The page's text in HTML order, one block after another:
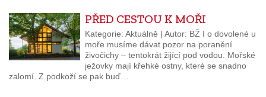
PŘED CESTOU K MOŘI
Kategorie: Aktuálně | Autor: BŽ I o dovolené u
moře musíme dávat pozor na poranění
živočichy – tentokrát žijící pod vodou. Mořské
ježovky mají křehké ostny, které se snadno
zalomí. Z podkoží se pak buď…